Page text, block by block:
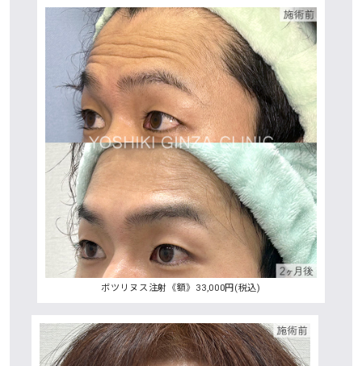
ボツリヌス注射《額》33,000円(税込)